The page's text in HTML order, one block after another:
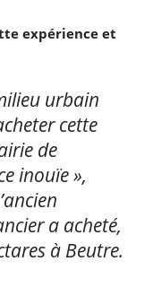
expérience et
urbain
cette
de
inouïe »,
a acheté,
à Beutre.